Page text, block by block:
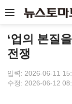
‘업의 본질
전쟁
입력: 2026-06-11
수정: 2026-06-12